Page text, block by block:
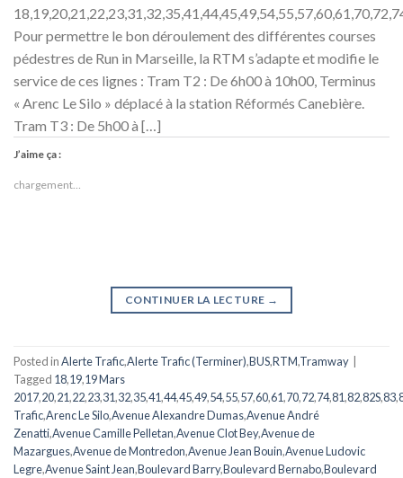
Pour permettre le bon déroulement des différentes courses
pédestres de Run in Marseille, la RTM s’adapte et modifie le
service de ces lignes : Tram T2 : De 6h00 à 10h00, Terminus
« Arenc Le Silo » déplacé à la station Réformés Canebière.
Tram T3 : De 5h00 à […]
J’aime ça :
chargement…
CONTINUER LA LECTURE →
Posted inAlerte Trafic,Alerte Trafic (Terminer),BUS,RTM,Tramway
Tagged 18,19,19 Mars
2017,20,21,22,23,31,32,35,41,44,45,49,54,55,57,60,61,70,72,74,81,82,82S,83,
Trafic,Arenc Le Silo,Avenue Alexandre Dumas,Avenue André
Zenatti,Avenue Camille Pelletan,Avenue Clot Bey,Avenue de
Mazargues,Avenue de Montredon,Avenue Jean Bouin,Avenue Ludovic
Legre,Avenue Saint Jean,Boulevard Barry,Boulevard Bernabo,Boulevard